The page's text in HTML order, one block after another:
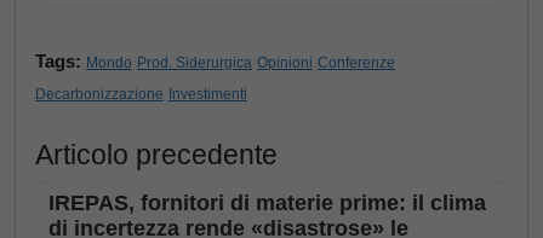
Tags: Mondo Prod. Siderurgica Opinioni Conferenze
Decarbonizzazione
Investimenti
Articolo precedente
IREPAS, fornitori di materie prime: il clima
di incertezza rende «disastrose» le